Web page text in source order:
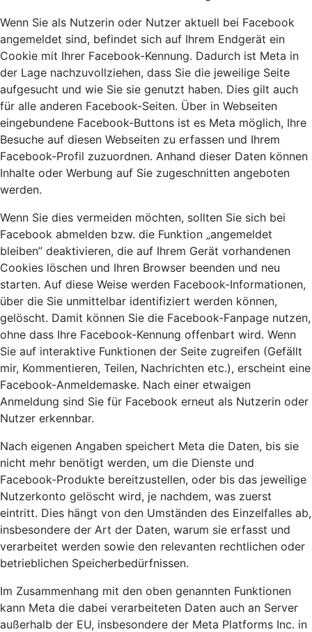
Wenn Sie als Nutzerin oder Nutzer aktuell bei Facebook
angemeldet sind, befindet sich auf Ihrem Endgerät ein
Cookie mit Ihrer Facebook-Kennung. Dadurch ist Meta in
der Lage nachzuvollziehen, dass Sie die jeweilige Seite
aufgesucht und wie Sie sie genutzt haben. Dies gilt auch
für alle anderen Facebook-Seiten. Über in Webseiten
eingebundene Facebook-Buttons ist es Meta möglich, Ihre
Besuche auf diesen Webseiten zu erfassen und Ihrem
Facebook-Profil zuzuordnen. Anhand dieser Daten können
Inhalte oder Werbung auf Sie zugeschnitten angeboten
werden.
Wenn Sie dies vermeiden möchten, sollten Sie sich bei
Facebook abmelden bzw. die Funktion „angemeldet
bleiben” deaktivieren, die auf Ihrem Gerät vorhandenen
Cookies löschen und Ihren Browser beenden und neu
starten. Auf diese Weise werden Facebook-Informationen,
über die Sie unmittelbar identifiziert werden können,
gelöscht. Damit können Sie die Facebook-Fanpage nutzen,
ohne dass Ihre Facebook-Kennung offenbart wird. Wenn
Sie auf interaktive Funktionen der Seite zugreifen (Gefällt
mir, Kommentieren, Teilen, Nachrichten etc.), erscheint eine
Facebook-Anmeldemaske. Nach einer etwaigen
Anmeldung sind Sie für Facebook erneut als Nutzerin oder
Nutzer erkennbar.
Nach eigenen Angaben speichert Meta die Daten, bis sie
nicht mehr benötigt werden, um die Dienste und
Facebook-Produkte bereitzustellen, oder bis das jeweilige
Nutzerkonto gelöscht wird, je nachdem, was zuerst
eintritt. Dies hängt von den Umständen des Einzelfalles ab,
insbesondere der Art der Daten, warum sie erfasst und
verarbeitet werden sowie den relevanten rechtlichen oder
betrieblichen Speicherbedürfnissen.
Im Zusammenhang mit den oben genannten Funktionen
kann Meta die dabei verarbeiteten Daten auch an Server
außerhalb der EU, insbesondere der Meta Platforms Inc. in